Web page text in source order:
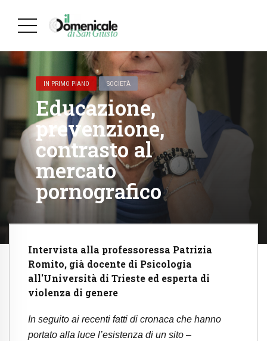
IN PRIMO PIANO SOCIETÀ
Educazione,
prevenzione,
contrasto al
mercato
pornografico
Intervista alla professoressa Patrizia
Romito, già docente di Psicologia
all'Università di Trieste ed esperta di
violenza di genere
In seguito ai recenti fatti di cronaca che hanno
portato alla luce l’esistenza di un sito –